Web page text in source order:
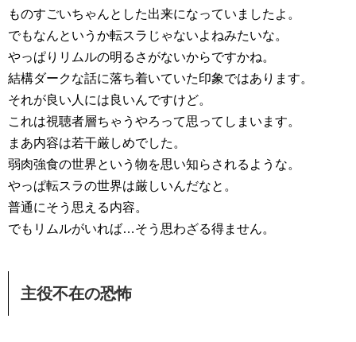
ものすごいちゃんとした出来になっていましたよ。
でもなんというか転スラじゃないよねみたいな。
やっぱりリムルの明るさがないからですかね。
結構ダークな話に落ち着いていた印象ではあります。
それが良い人には良いんですけど。
これは視聴者層ちゃうやろって思ってしまいます。
まあ内容は若干厳しめでした。
弱肉強食の世界という物を思い知らされるような。
やっぱ転スラの世界は厳しいんだなと。
普通にそう思える内容。
でもリムルがいれば…そう思わざる得ません。
主役不在の恐怖